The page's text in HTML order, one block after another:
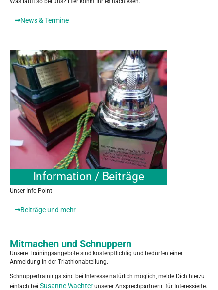
News & Termine
Information / Beiträge
Unser Info-Point
Beiträge und mehr
Mitmachen und Schnuppern
Unsere Trainingsangebote sind kostenpflichtig und bedürfen einer
Anmeldung in der Triathlonabteilung.
Schnuppertrainings sind bei Interesse natürlich möglich, melde Dich hierzu
einfach bei Susanne Wachter unserer Ansprechpartnerin für Interessierte.